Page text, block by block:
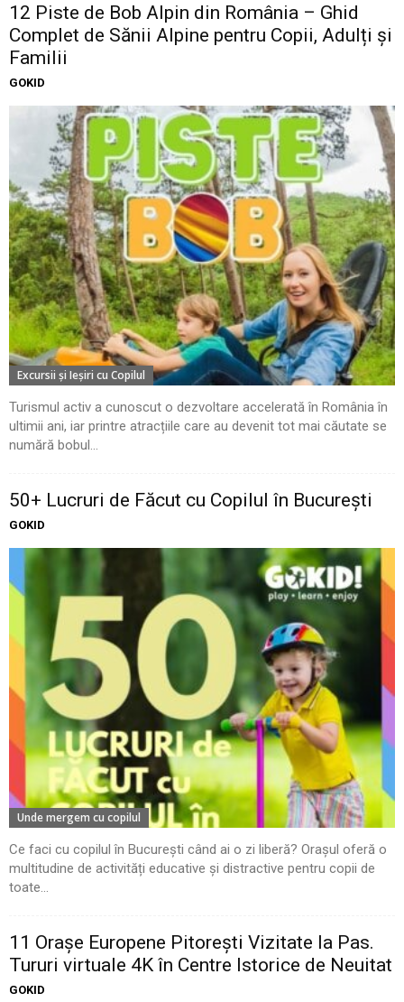
12 Piste de Bob Alpin din România – Ghid
Complet de Sănii Alpine pentru Copii, Adulți și
Familii
GOKID
Excursii şi Ieşiri cu Copilul
Turismul activ a cunoscut o dezvoltare accelerată în România în
ultimii ani, iar printre atracțiile care au devenit tot mai căutate se
numără bobul...
50+ Lucruri de Făcut cu Copilul în București
GOKID
Unde mergem cu copilul
Ce faci cu copilul în București când ai o zi liberă? Orașul oferă o
multitudine de activități educative și distractive pentru copii de
toate...
11 Oraşe Europene Pitoreşti Vizitate la Pas.
Tururi virtuale 4K în Centre Istorice de Neuitat
GOKID